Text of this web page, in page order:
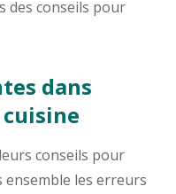
des conseils pour
dans
conseils pour
les erreurs